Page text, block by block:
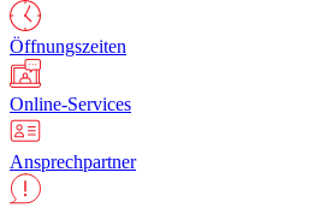
Öffnungszeiten
Online-Services
Ansprechpartner